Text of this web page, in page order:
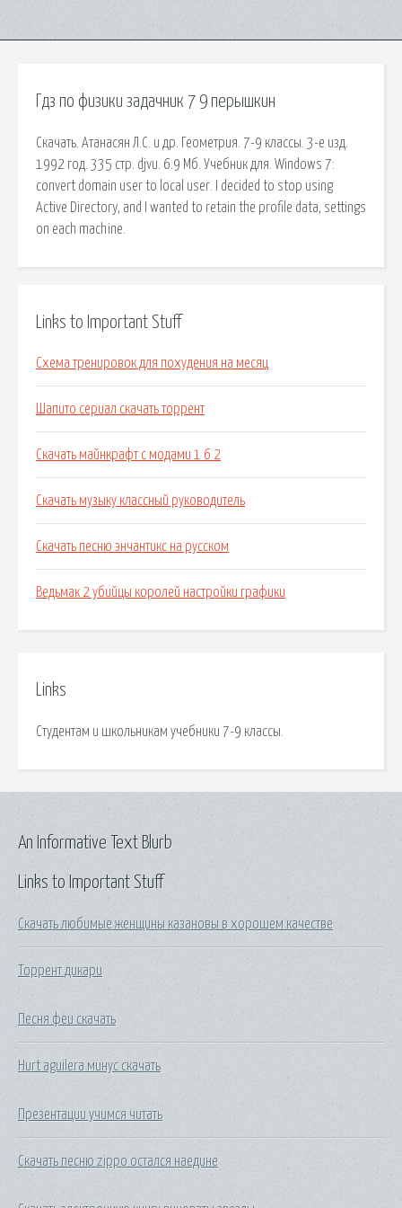
Гдз по физики задачник 7 9 перышкин
Скачать. Атанасян Л.С. и др. Геометрия. 7-9 классы. 3-е изд.
1992 год. 335 стр. djvu. 6.9 Мб. Учебник для. Windows 7:
convert domain user to local user. I decided to stop using
Active Directory, and I wanted to retain the profile data, settings
on each machine.
Links to Important Stuff
Схема тренировок для похудения на месяц
Шапито сериал скачать торрент
Скачать майнкрафт с модами 1 6 2
Скачать музыку классный руководитель
Скачать песню энчантикс на русском
Ведьмак 2 убийцы королей настройки графики
Links
Студентам и школьникам учебники 7-9 классы.
Links to Important Stuff
Скачать любимые женщины казановы в хорошем качестве
Торрент дикари
Песня феи скачать
Hurt aguilera минус скачать
Презентации учимся читать
Скачать песню zippo остался наедине
An Informative Text Blurb